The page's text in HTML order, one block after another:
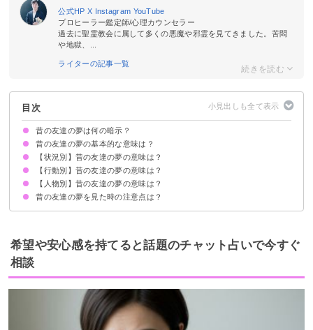
公式HP X Instagram YouTube
プロヒーラー鑑定師/心理カウンセラー
過去に聖霊教会に属して多くの悪魔や邪霊を見てきました。苦悶
や地獄、...
ライターの記事一覧
目次
昔の友達の夢は何の暗示？
昔の友達の夢の基本的な意味は？
①ストレスやトラブルの暗示
②過去に戻りたい気持ちの暗示
何度も見る場合は運気が低下しているサイン
状況によって意味が決まる
【状況別】昔の友達の夢の意味は？
昔の友達がたくさん出てくる夢【警告夢】
昔の友達に会う夢【吉夢】
昔の友達にいじめられる夢【警告夢】
昔の友達が妊娠する夢【吉夢】
昔の友達に嫌われる夢【警告夢】
昔の友達から連絡が来る夢【吉夢】
昔の友達が死ぬ夢【吉夢】
昔の友達から仲間外れにされる夢【警告夢】
昔の友達が泣いてる夢【警告夢】
昔の友達に悪口を言われる夢【警告夢】
昔の友達が怪我している夢【警告夢】
昔の友達が病気になる夢【警告夢】
昔の友達と仲良くなる夢【吉夢】
昔の友達が何回も出てくる夢【警告夢】
昔の友達が笑っている夢【逆夢】
昔の友人とばったり会う夢【吉夢】
【行動別】昔の友達の夢の意味は？
昔の友達と喧嘩する夢【吉夢】
昔の友達と付き合う夢【警告夢】
昔の友達と結婚する夢【吉夢】
昔の友達をハグする夢【吉夢】
昔の友達と食事する夢【吉夢】
昔の友達とデートする夢【吉夢】
昔の友達と結婚式で再会する夢【吉夢】
昔の友達と旅行する夢【吉夢】
昔の友達と写真を撮る夢【警告夢】
昔の友達を無視する夢【警告夢】
昔の友達に連絡する夢【吉夢】
昔の友達に告白する【警告夢】
昔の友達と遊ぶ夢【吉夢】
【人物別】昔の友達の夢の意味は？
同性の昔の友達の夢【警告夢】
異性の昔の友達の夢【吉夢】
疎遠になった昔の友達の夢【吉夢】
昔の親友の夢【警告夢】
中学時代の昔の友達の夢【吉夢】
大学時代の昔の友達の夢【警告夢】
昔の友達の夢を見た時の注意点は？
十分な休息を取る
吉夢なら話さず警告夢や凶夢は人に話す
希望や安心感を持てると話題のチャット占いで今すぐ
相談